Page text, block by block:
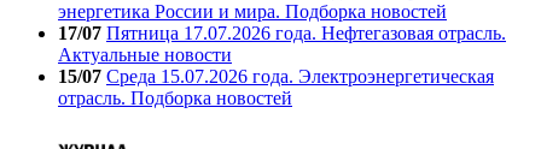
энергетика России и мира. Подборка новостей
17/07 Пятница 17.07.2026 года. Нефтегазовая отрасль.
Актуальные новости
15/07 Среда 15.07.2026 года. Электроэнергетическая
отрасль. Подборка новостей